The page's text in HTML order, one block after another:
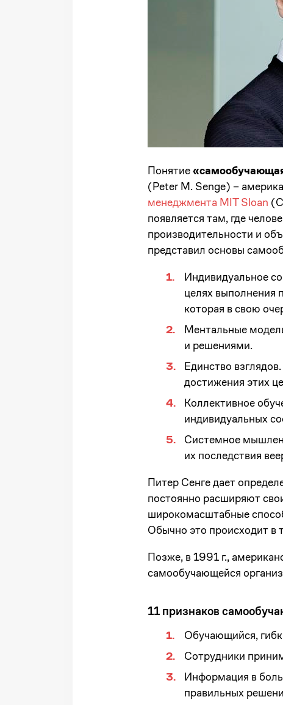
Понятие
(Peter M. Senge) –
менеджмента MIT Sloan
появляется там, где
производительности и
представил основы
Индивидуальное
целях выполнения
которая в свою
Ментальные
и решениями.
Единство
достижения этих
Коллективное
индивидуальных
Системное
их последствия
Питер Сенге дает
постоянно расширяют
широкомасштабные
Обычно это происходит в
Позже, в 1991 г.,
самообучающейся
11 признаков
Обучающийся,
Сотрудники
Информация в
правильных